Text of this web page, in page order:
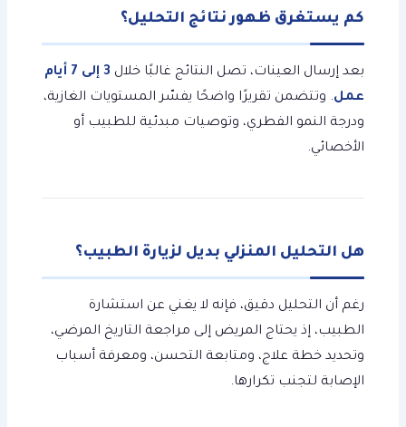
كم يستغرق ظهور نتائج التحليل؟
بعد إرسال العينات، تصل النتائج غالبًا خلال
3 إلى 7 أيام
عمل. وتتضمن تقريرًا واضحًا يفسّر المستويات الغازية،
ودرجة النمو الفطري، وتوصيات مبدئية للطبيب أو
الأخصائي.
هل التحليل المنزلي بديل لزيارة الطبيب؟
رغم أن التحليل دقيق، فإنه لا يغني عن استشارة
الطبيب، إذ يحتاج المريض إلى مراجعة التاريخ المرضي،
وتحديد خطة علاج، ومتابعة التحسن، ومعرفة أسباب
الإصابة لتجنب تكرارها.